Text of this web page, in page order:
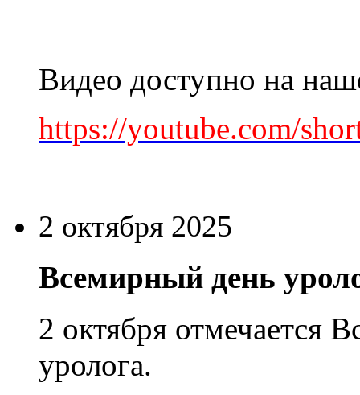
Видео доступно на
https://youtube.com/
2 октября 2025
Всемирный день
2 октября отмечается
уролога.